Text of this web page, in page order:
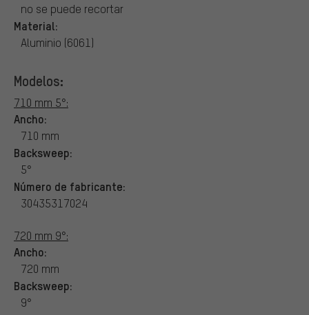
no se puede recortar
Material:
Aluminio (6061)
Modelos:
710 mm 5°:
Ancho:
710 mm
Backsweep:
5°
Número de fabricante:
30435317024
720 mm 9°:
Ancho:
720 mm
Backsweep:
9°